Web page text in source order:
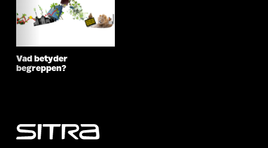
Vad betyder
begreppen?